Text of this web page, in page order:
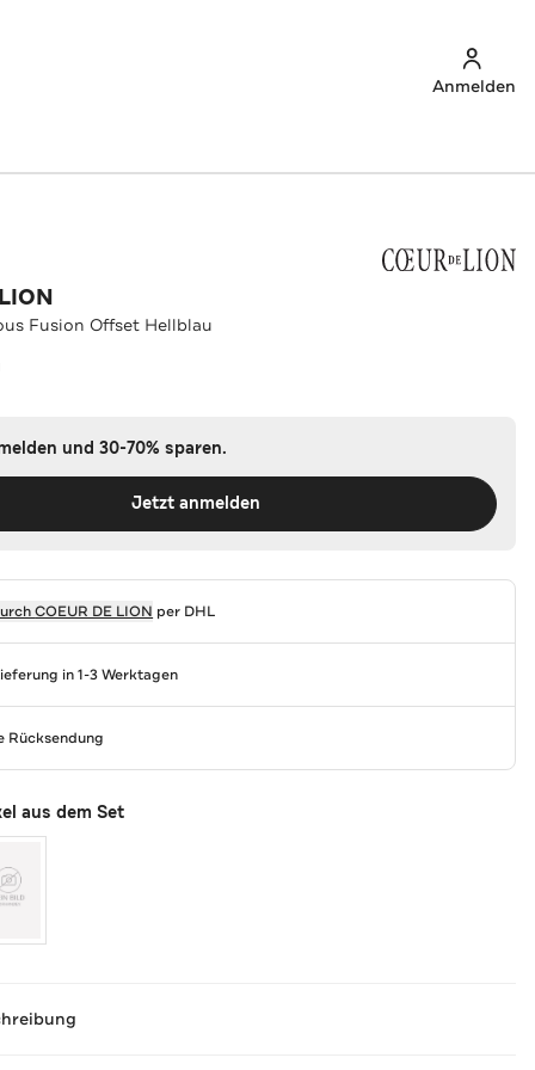
Anmelden
Fusion Offset Hellblau
und 30-70% sparen.
Jetzt anmelden
COEUR DE LION per DHL
in 1-3 Werktagen
Rücksendung
aus dem Set